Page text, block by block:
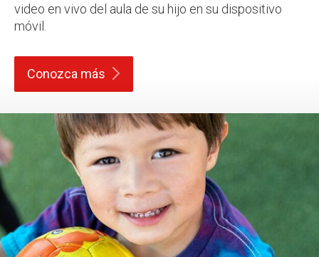
video en vivo del aula de su hijo en su dispositivo
móvil.
Conozca más